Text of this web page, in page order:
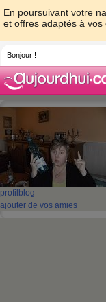
En poursuivant votre
et offres adaptés à vos
Bonjour !
profil blog
ajouter de vos amies